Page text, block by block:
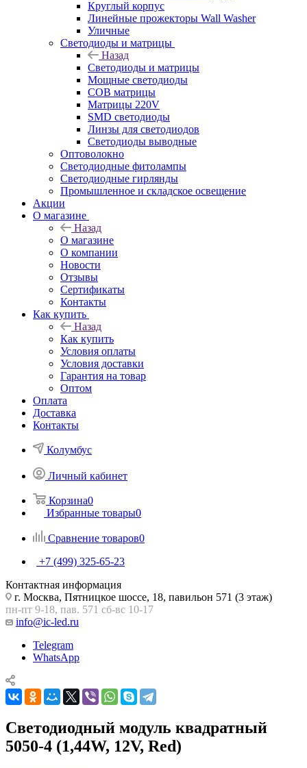
Круглый корпус
Линейные прожекторы Wall Washer
Уличные
Светодиоды и матрицы
Назад
Светодиоды и матрицы
Мощные светодиоды
COB матрицы
Матрицы 220V
SMD светодиоды
Линзы для светодиодов
Светодиоды выводные
Оптоволокно
Светодиодные фитолампы
Светодиодные гирлянды
Промышленное и складское освещение
Акции
О магазине
Назад
О магазине
О компании
Новости
Отзывы
Сертификаты
Контакты
Как купить
Назад
Как купить
Условия оплаты
Условия доставки
Гарантия на товар
Оптом
Оплата
Доставка
Контакты
Колумбус
Личный кабинет
Корзина0
Избранные товары0
Сравнение товаров0
+7 (499) 325-65-23
Контактная информация
г. Москва, Пятницкое шоссе, 18, павильон 571 (3 этаж)
пн-пт 9-18, пав. 571 сб-вс 10-17
info@ic-led.ru
Telegram
WhatsApp
Светодиодный модуль квадратный
5050-4 (1,44W, 12V, Red)